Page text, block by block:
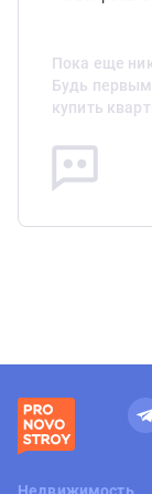
Пока еще
Будь
купить
Недвижимость